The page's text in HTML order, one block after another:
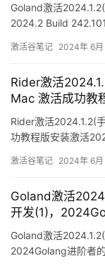
Goland激活
2024.2 Build
激活谷笔记 2024年 6月
Rider激活
Mac 激活成功教
Rider激活2024.1.2(
功教程版安装激活
激活谷笔记 2024年 6月
Goland激活
开发(1)，
Goland激活
2024Golang进阶者